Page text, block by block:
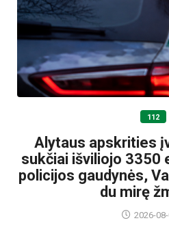
112
Alytaus apskrities
sukčiai išviliojo 3350
policijos gaudynės,
du mirę
2026-